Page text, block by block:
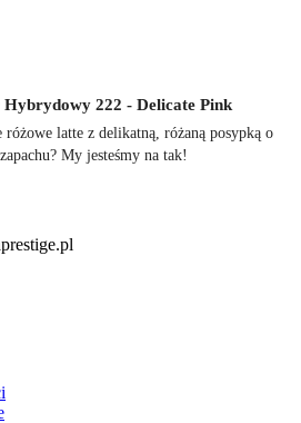
222 - Delicate Pink
latte z delikatną, różaną posypką o
My jesteśmy na tak!